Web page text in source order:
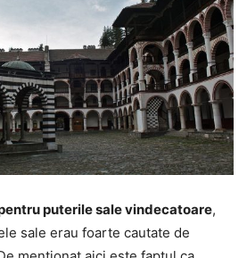
puterile sale vindecatoare,
sale erau foarte cautate de